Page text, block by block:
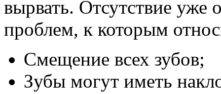
вырвать. Отсутствие уже
проблем, к которым
Смещение всех зубов;
Зубы могут иметь